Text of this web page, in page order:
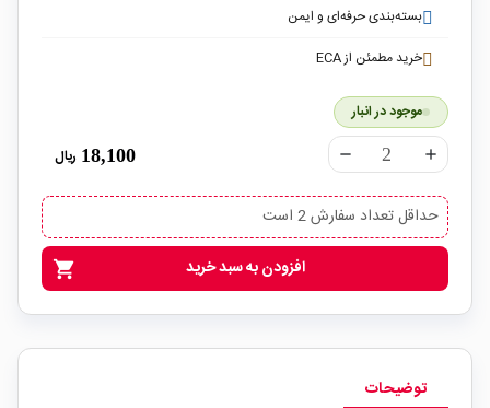
بسته‌بندی حرفه‌ای و ایمن
خرید مطمئن از ECA
موجود در انبار
remove add
18,100 ریال
حداقل تعداد سفارش 2 است
shopping_cart افزودن به سبد خرید
توضیحات